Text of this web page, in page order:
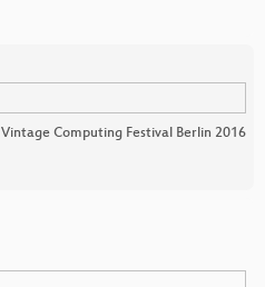
Vintage Computing Festival Berlin 2016